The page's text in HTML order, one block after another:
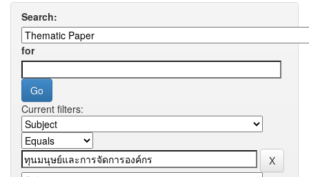
Search:
for
Current filters: